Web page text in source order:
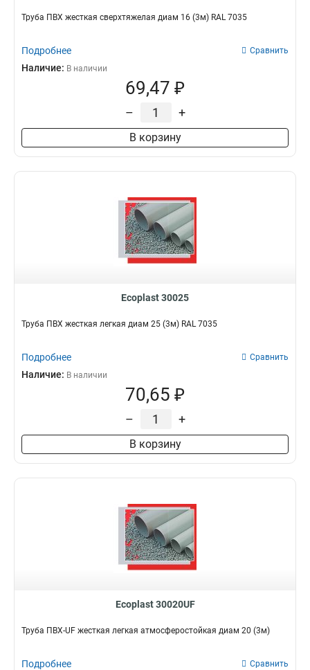
Труба ПВХ жесткая сверхтяжелая диам 16 (3м) RAL 7035
Подробнее Сравнить
Наличие: В наличии
69,47 ₽
– +
В корзину
Ecoplast 30025
Труба ПВХ жесткая легкая диам 25 (3м) RAL 7035
Подробнее Сравнить
Наличие: В наличии
70,65 ₽
– +
В корзину
Ecoplast 30020UF
Труба ПВХ-UF жесткая легкая атмосферостойкая диам 20 (3м)
Подробнее Сравнить